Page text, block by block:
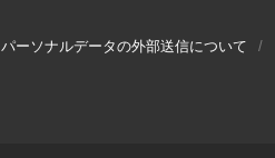
パーソナルデータの外部送信について